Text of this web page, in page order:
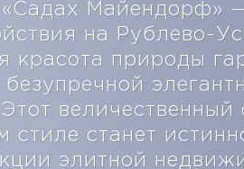
«Садах Майендорф»
на Рублево-
красота природы
безупречной
величественный
стиле станет
элитной